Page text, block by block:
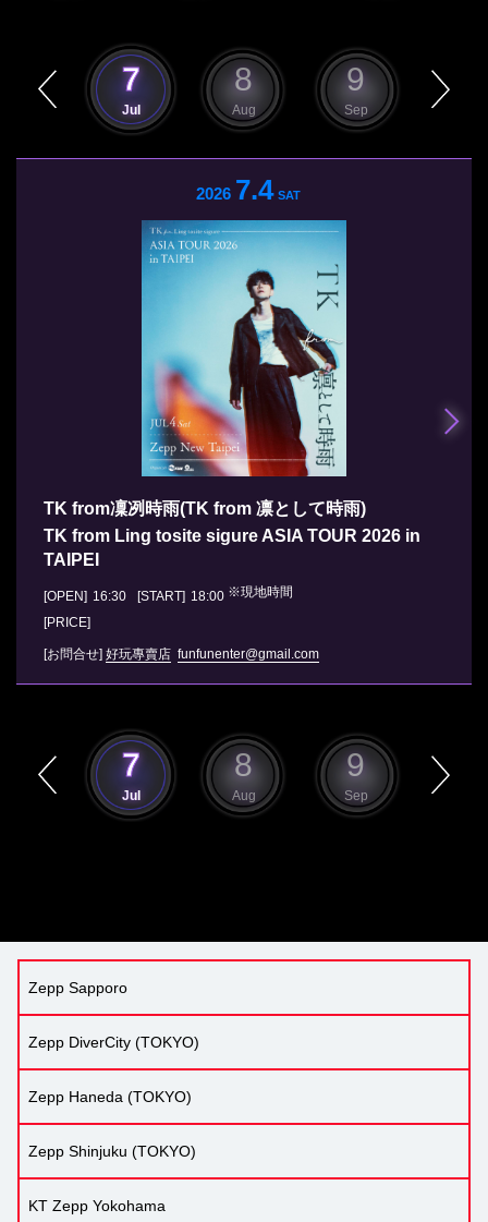
7
Jul
8
Aug
9
Sep
2026 7.4 SAT
TK from凜冽時雨(TK from 凛として時雨)
TK from Ling tosite sigure ASIA TOUR 2026 in
TAIPEI
[OPEN] 16:30 [START] 18:00 ※現地時間
[PRICE]
[お問合せ] 好玩專賣店 funfunenter@gmail.com
7
Jul
8
Aug
9
Sep
Zepp Sapporo
Zepp DiverCity (TOKYO)
Zepp Haneda (TOKYO)
Zepp Shinjuku (TOKYO)
KT Zepp Yokohama